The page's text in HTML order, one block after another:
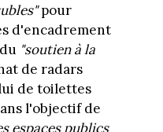
pour
d'encadrement
"soutien à la
de radars
de toilettes
l'objectif de
espaces publics